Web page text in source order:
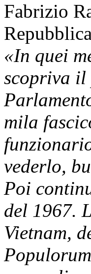
Fabrizio
«In quei
scopriva il
mila
vederlo,
Poi
del 1967.
Vietnam,